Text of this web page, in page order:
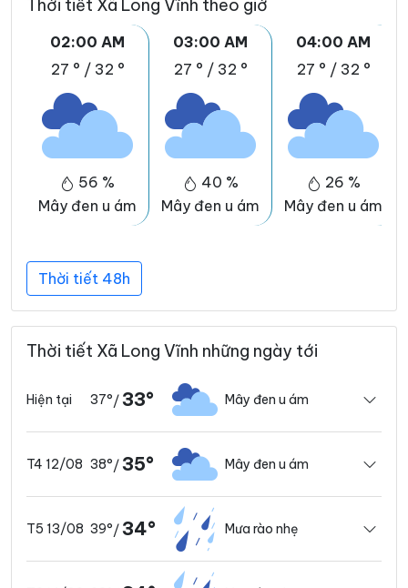
Thời tiết Xã Long Vĩnh theo giờ
02:00 AM
27 ° / 32 °
56 %
Mây đen u ám
03:00 AM
27 ° / 32 °
40 %
Mây đen u ám
04:00 AM
27 ° / 32 °
26 %
Mây đen u ám
Thời tiết 48h
Thời tiết Xã Long Vĩnh những ngày tới
Hiện tại 37°/ 33° Mây đen u ám
T4 12/08 38°/ 35° Mây đen u ám
T5 13/08 39°/ 34° Mưa rào nhẹ